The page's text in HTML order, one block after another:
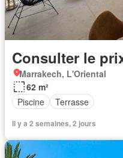
Consulter le
Marrakech, L'Oriental
62 m²
Piscine
Terrasse
Il y a 2 semaines, 2 jours